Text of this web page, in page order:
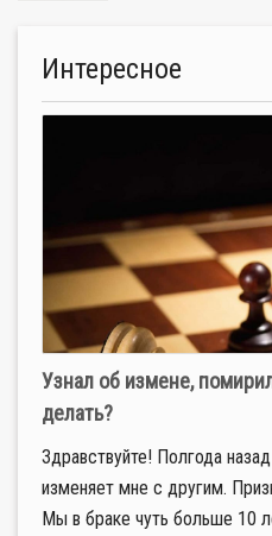
Интересное
Узнал об измене,
делать?
Здравствуйте! Полгода
изменяет мне с другим.
Мы в браке чуть больше 10